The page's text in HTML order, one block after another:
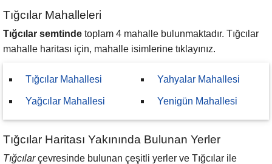
Tığcılar Mahalleleri
Tığcılar semtinde toplam 4 mahalle bulunmaktadır. Tığcılar
mahalle haritası için, mahalle isimlerine tıklayınız.
Tığcılar Mahallesi
Yağcılar Mahallesi
Yahyalar Mahallesi
Yenigün Mahallesi
Tığcılar Haritası Yakınında Bulunan Yerler
Tığcılarçevresinde bulunan çeşitli yerler ve Tığcılar ile